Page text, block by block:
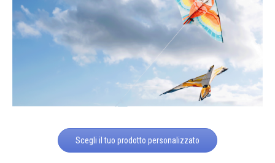
Scegli il tuo prodotto personalizzato